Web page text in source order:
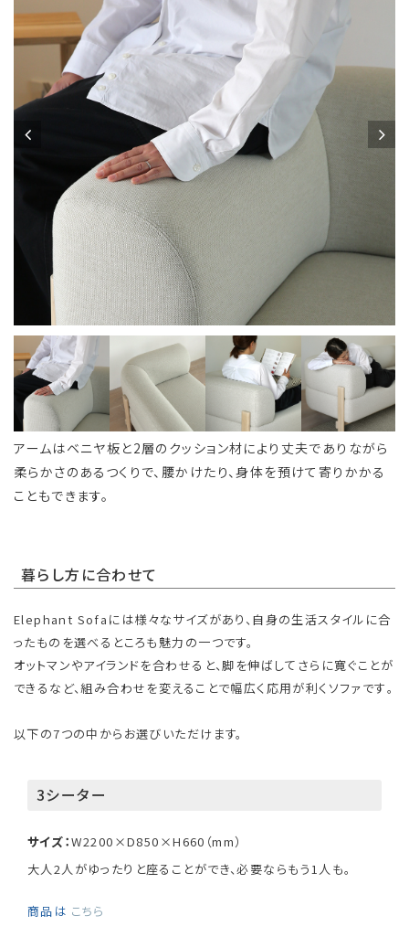
アームはベニヤ板と2層のクッション材により丈夫でありながら
柔らかさのあるつくりで、腰かけたり、身体を預けて寄りかかる
こともできます。
暮らし方に合わせて
Elephant Sofaには様々なサイズがあり、自身の生活スタイルに合
ったものを選べるところも魅力の一つです。
オットマンやアイランドを合わせると、脚を伸ばしてさらに寛ぐことが
できるなど、組み合わせを変えることで幅広く応用が利くソファです｡
以下の7つの中からお選びいただけます。
3シーター
サイズ：W2200×D850×H660（mm）
大人2人がゆったりと座ることができ、必要ならもう1人も。
商品は こちら